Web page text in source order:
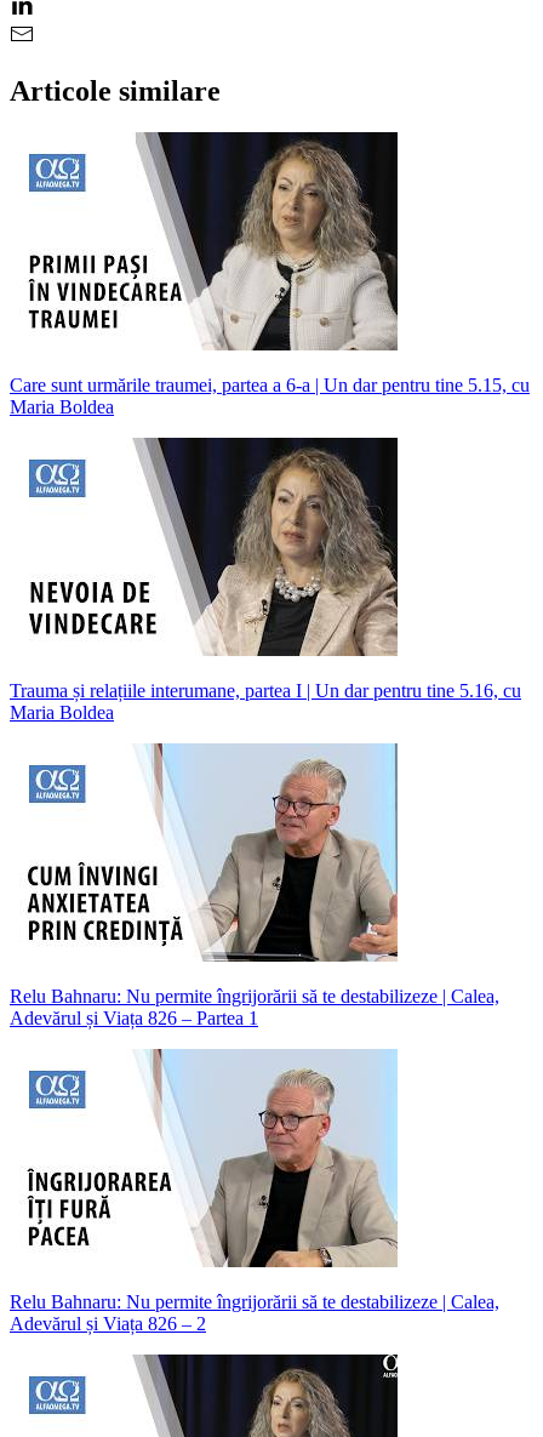
Articole similare
Care sunt urmările traumei, partea a 6-a | Un dar pentru tine 5.15, cu
Maria Boldea
Trauma și relațiile interumane, partea I | Un dar pentru tine 5.16, cu
Maria Boldea
Relu Bahnaru: Nu permite îngrijorării să te destabilizeze | Calea,
Adevărul și Viața 826 – Partea 1
Relu Bahnaru: Nu permite îngrijorării să te destabilizeze | Calea,
Adevărul și Viața 826 – 2